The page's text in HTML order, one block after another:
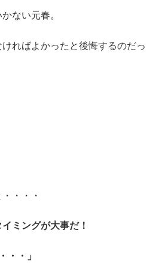
ない元春。
ればよかったと後悔するのだっ
・・・
ミングが大事だ！
・・」